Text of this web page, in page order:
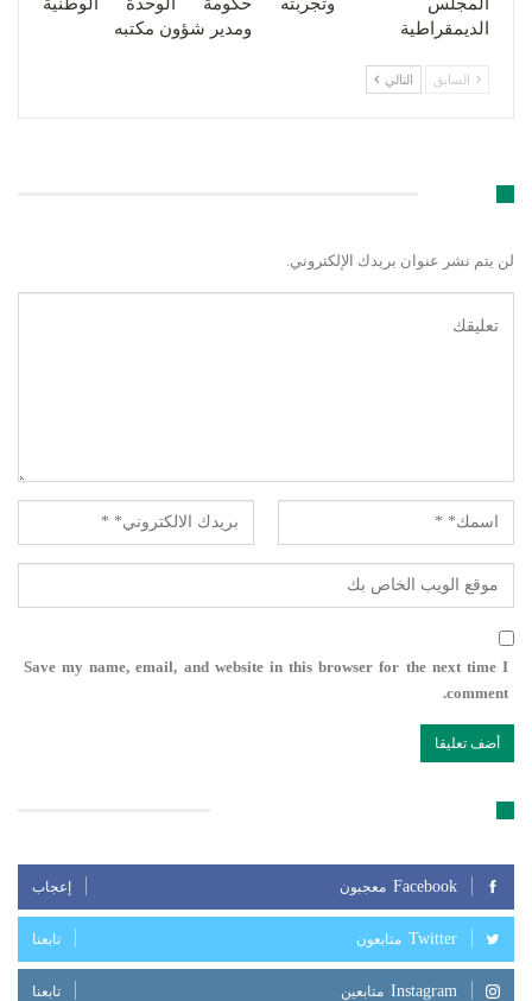
الديمقراطية
ومدير شؤون مكتبه
السابق التالي
لن يتم نشر عنوان بريدك الإلكتروني.
Save my name, email, and website in this browser for the next time I
comment.
Facebook معجبون إعجاب
Twitter متابعون تابعنا
Instagram متابعين تابعنا